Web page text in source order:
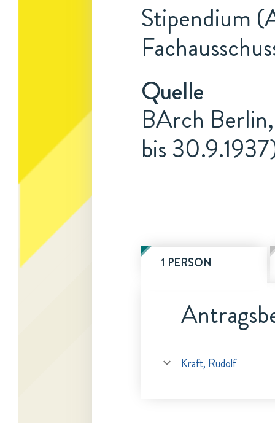
Stipendium
Quelle
BArch
bis
1 PERSON
Kraft, Rudolf